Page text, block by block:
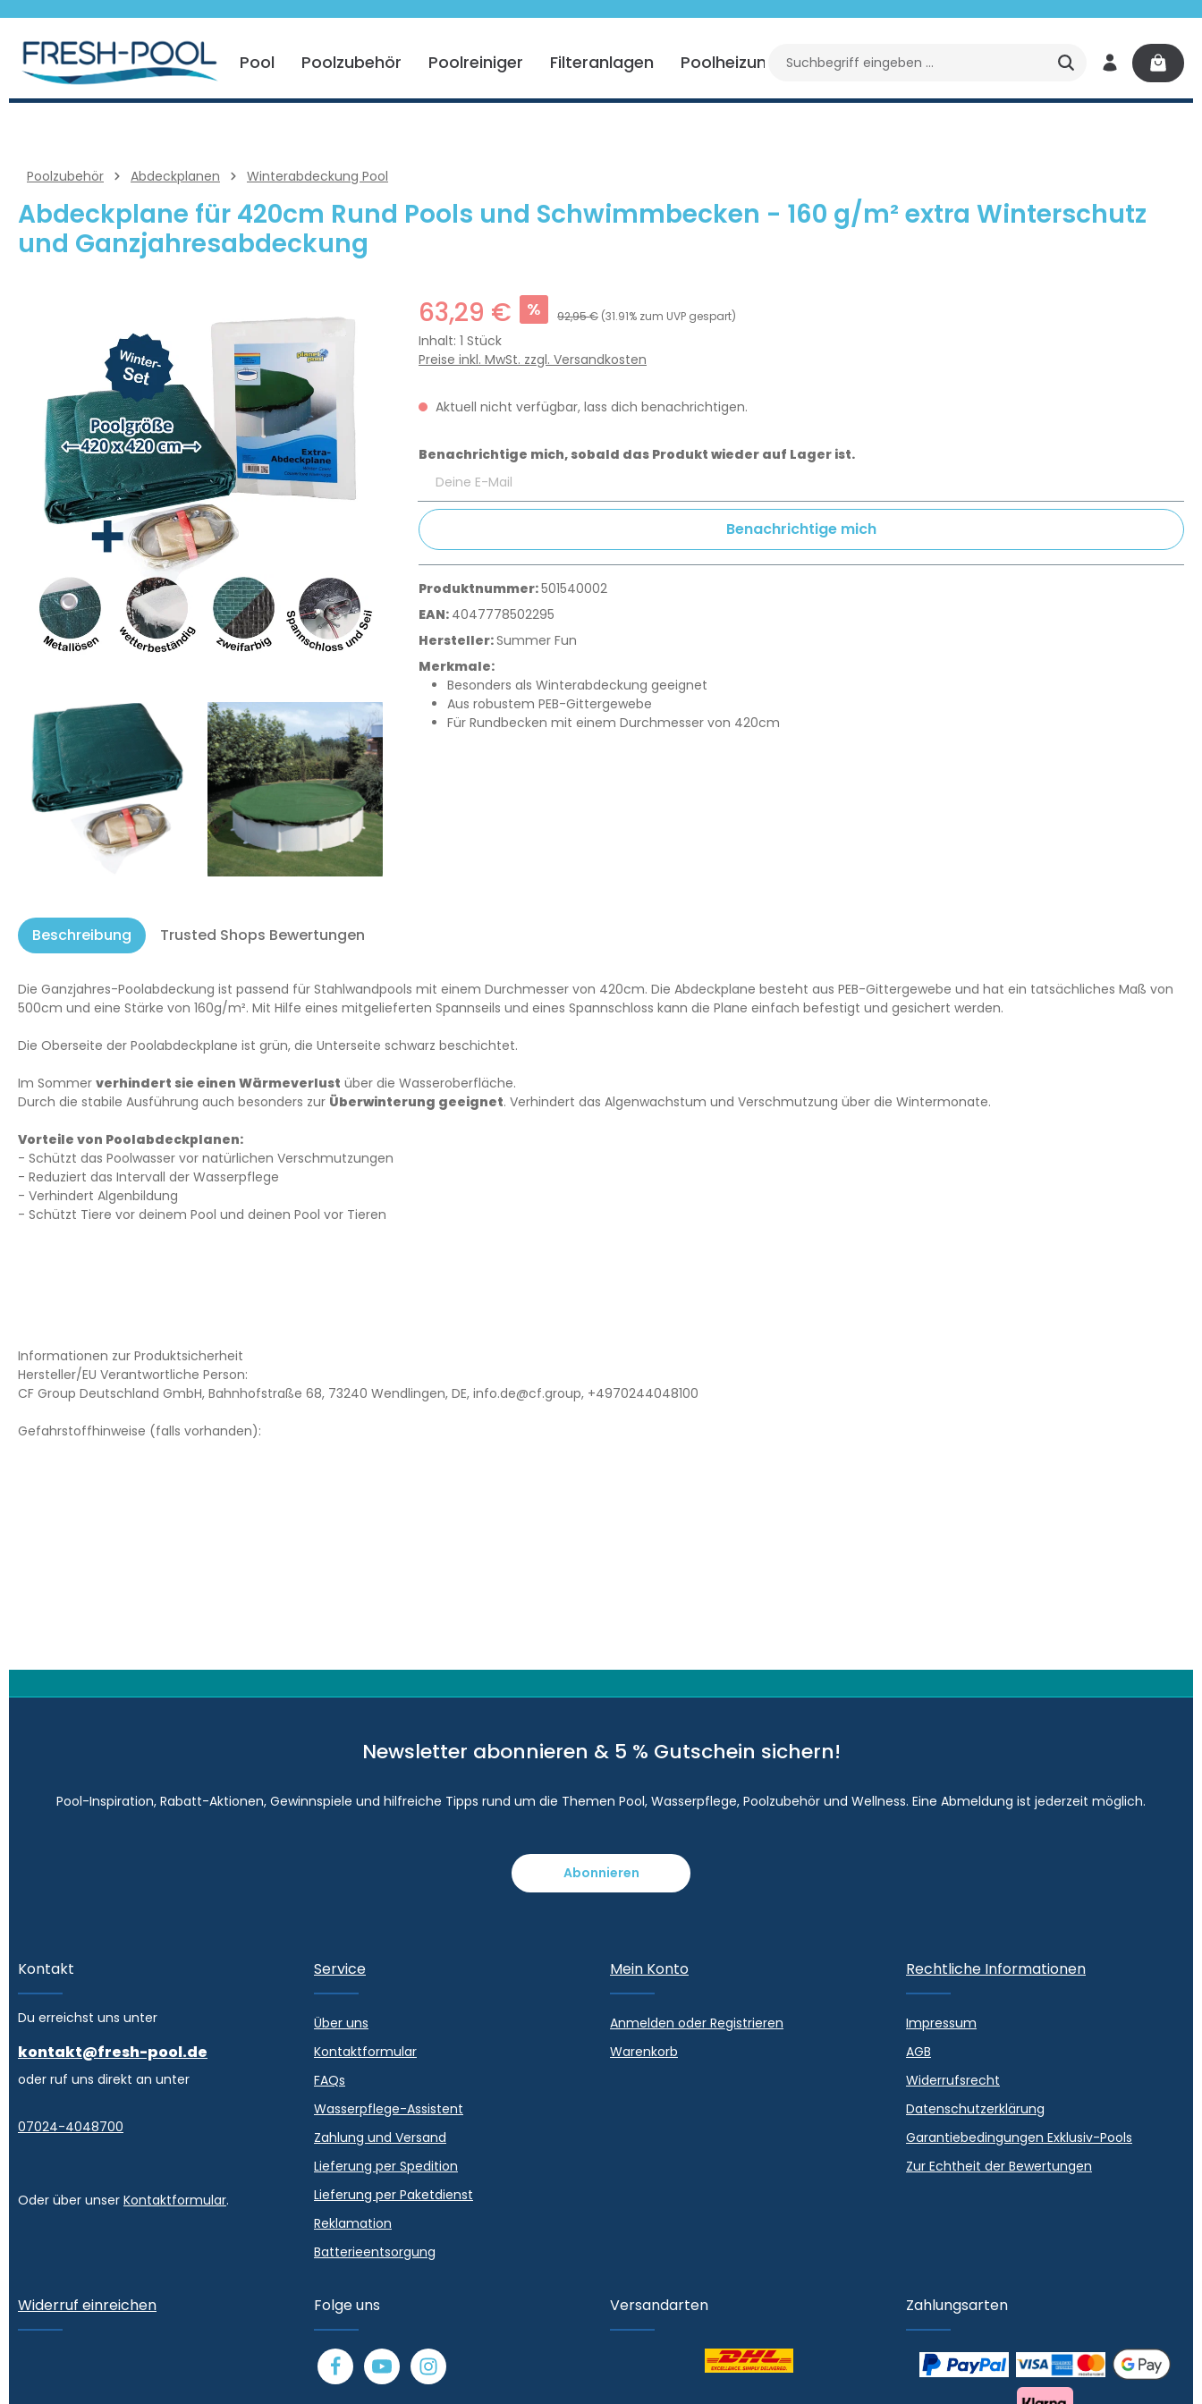
Zur Hauptnavigation springen
Pool Poolzubehör Poolreiniger Filteranlagen Poolheizung Wasserpflege Ersatzteile
Poolzubehör Abdeckplanen Winterabdeckung Pool
Abdeckplane für 420cm Rund Pools und Schwimmbecken - 160 g/m² extra Winterschutz
und Ganzjahresabdeckung
63,29 € % 92,95 € (31.91% zum UVP gespart)
Inhalt: 1 Stück
Preise inkl. MwSt. zzgl. Versandkosten
Aktuell nicht verfügbar, lass dich benachrichtigen.
Benachrichtige mich, sobald das Produkt wieder auf Lager ist.
Deine E-Mail
Benachrichtige mich
Produktnummer:501540002
EAN: 4047778502295
Hersteller:Summer Fun
Merkmale:
Besonders als Winterabdeckung geeignet
Aus robustem PEB-Gittergewebe
Für Rundbecken mit einem Durchmesser von 420cm
Beschreibung Trusted Shops Bewertungen
Die Ganzjahres-Poolabdeckung ist passend für Stahlwandpools mit einem Durchmesser von 420cm. Die Abdeckplane besteht aus PEB-Gittergewebe und hat ein tatsächliches Maß von
500cm und eine Stärke von 160g/m². Mit Hilfe eines mitgelieferten Spannseils und eines Spannschloss kann die Plane einfach befestigt und gesichert werden.
Die Oberseite der Poolabdeckplane ist grün, die Unterseite schwarz beschichtet.
Im Sommer verhindert sie einen Wärmeverlust über die Wasseroberfläche.
Durch die stabile Ausführung auch besonders zur Überwinterung geeignet. Verhindert das Algenwachstum und Verschmutzung über die Wintermonate.
Vorteile von Poolabdeckplanen:
- Schützt das Poolwasser vor natürlichen Verschmutzungen
- Reduziert das Intervall der Wasserpflege
- Verhindert Algenbildung
- Schützt Tiere vor deinem Pool und deinen Pool vor Tieren
Informationen zur Produktsicherheit
Hersteller/EU Verantwortliche Person:
CF Group Deutschland GmbH, Bahnhofstraße 68, 73240 Wendlingen, DE, info.de@cf.group, +4970244048100
Gefahrstoffhinweise (falls vorhanden):
Newsletter abonnieren & 5 % Gutschein sichern!
Pool-Inspiration, Rabatt-Aktionen, Gewinnspiele und hilfreiche Tipps rund um die Themen Pool, Wasserpflege, Poolzubehör und Wellness. Eine Abmeldung ist jederzeit möglich.
Abonnieren
Kontakt
Du erreichst uns unter
kontakt@fresh-pool.de
oder ruf uns direkt an unter
07024-4048700
Oder über unser Kontaktformular.
Service
Über uns
Kontaktformular
FAQs
Wasserpflege-Assistent
Zahlung und Versand
Lieferung per Spedition
Lieferung per Paketdienst
Reklamation
Batterieentsorgung
Mein Konto
Anmelden oder Registrieren
Warenkorb
Rechtliche Informationen
Impressum
AGB
Widerrufsrecht
Datenschutzerklärung
Garantiebedingungen Exklusiv-Pools
Zur Echtheit der Bewertungen
Widerruf einreichen Folge uns Versandarten Zahlungsarten